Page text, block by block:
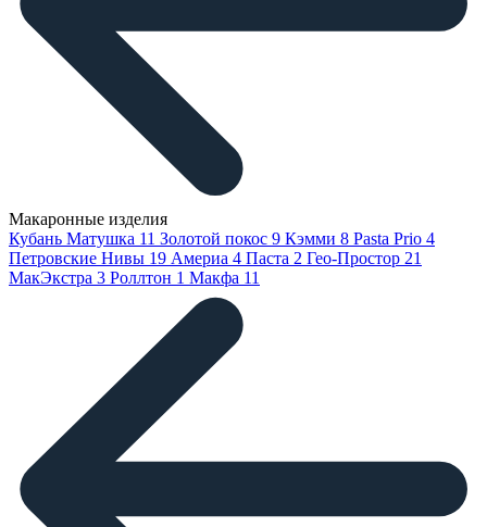
Макаронные изделия
Кубань Матушка 11 Золотой покос 9 Кэмми 8 Pasta Prio 4
Петровские Нивы 19 Америа 4 Паста 2 Гео-Простор 21
МакЭкстра 3 Роллтон 1 Макфа 11